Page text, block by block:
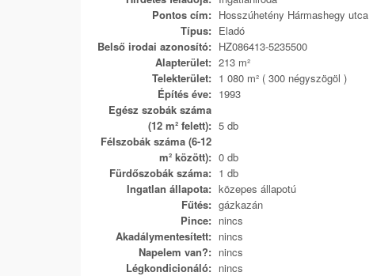
Pontos cím: Hosszúhetény Hármashegy utca
Típus: Eladó
Belső irodai azonosító: HZ086413-5235500
Alapterület: 213 m²
Telekterület: 1 080 m² ( 300 négyszögöl )
Építés éve: 1993
Egész szobák száma
(12 m² felett): 5 db
Félszobák száma (6-12
m² között): 0 db
Fürdőszobák száma: 1 db
Ingatlan állapota: közepes állapotú
Fűtés: gázkazán
Pince: nincs
Akadálymentesített: nincs
Napelem van?: nincs
Légkondicionáló: nincs